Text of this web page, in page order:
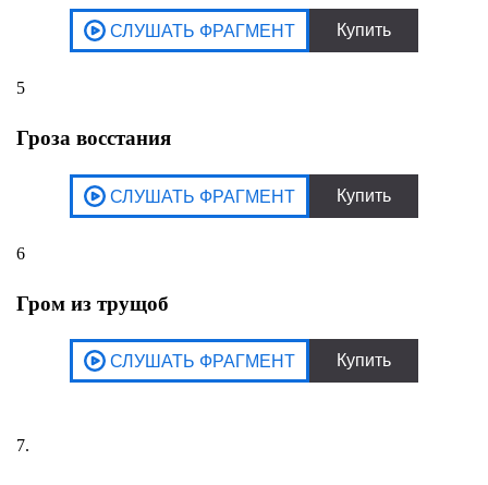
5
Гроза восстания
6
Гром из трущоб
7.